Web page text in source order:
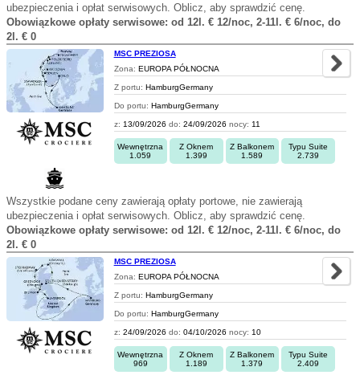
ubezpieczenia i opłat serwisowych. Oblicz, aby sprawdzić cenę.
Obowiązkowe opłaty serwisowe: od 12l. € 12/noc, 2-11l. € 6/noc, do
2l. € 0
MSC PREZIOSA
Zona: EUROPA PÓŁNOCNA
Z portu: HamburgGermany
Do portu: HamburgGermany
z: 13/09/2026 do: 24/09/2026 nocy: 11
Wewnętrzna
1.059
Z Oknem
1.399
Z Balkonem
1.589
Typu Suite
2.739
Wszystkie podane ceny zawierają opłaty portowe, nie zawierają
ubezpieczenia i opłat serwisowych. Oblicz, aby sprawdzić cenę.
Obowiązkowe opłaty serwisowe: od 12l. € 12/noc, 2-11l. € 6/noc, do
2l. € 0
MSC PREZIOSA
Zona: EUROPA PÓŁNOCNA
Z portu: HamburgGermany
Do portu: HamburgGermany
z: 24/09/2026 do: 04/10/2026 nocy: 10
Wewnętrzna
969
Z Oknem
1.189
Z Balkonem
1.379
Typu Suite
2.409